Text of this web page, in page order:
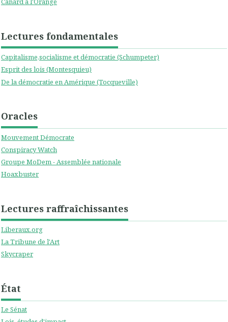
Lectures fondamentales
Capitalisme,socialisme et démocratie (Schumpeter)
Esprit des lois (Montesquieu)
De la démocratie en Amérique (Tocqueville)
Oracles
Mouvement Démocrate
Conspiracy Watch
Groupe MoDem - Assemblée nationale
Hoaxbuster
Lectures raffraîchissantes
Liberaux.org
La Tribune de l'Art
Skycraper
État
Le Sénat